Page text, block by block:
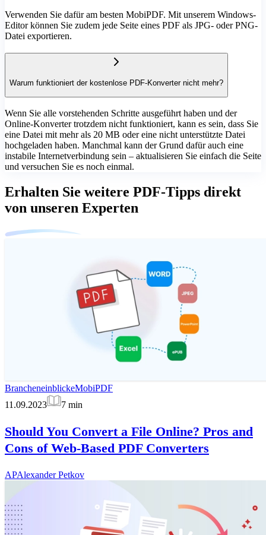
Verwenden Sie dafür am besten MobiPDF. Mit unserem Windows-
Editor können Sie zudem jede Seite eines PDF als JPG- oder PNG-
Datei exportieren.
Warum funktioniert der kostenlose PDF-Konverter nicht mehr?
Wenn Sie alle vorstehenden Schritte ausgeführt haben und der
Online-Konverter trotzdem nicht funktioniert, kann es sein, dass Sie
eine Datei mit mehr als 20 MB oder eine nicht unterstützte Datei
hochgeladen haben. Manchmal kann der Grund dafür auch eine
instabile Internetverbindung sein – aktualisieren Sie einfach die Seite
und versuchen Sie es noch einmal.
Erhalten Sie weitere PDF-Tipps direkt
von unseren Experten
BrancheneinblickeMobiPDF
11.09.2023
7 min
Should You Convert a File Online? Pros and
Cons of Web-Based PDF Converters
APAlexander Petkov